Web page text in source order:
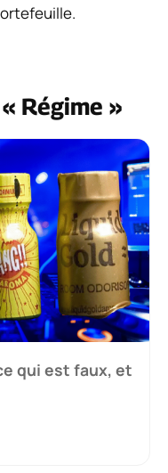
Régime »
qui est faux, et